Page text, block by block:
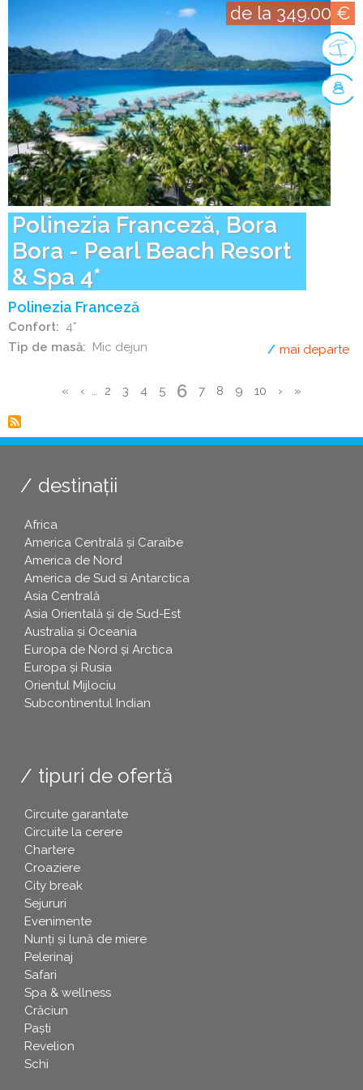
Polinezia Franceză, Bora
Bora - Pearl Beach Resort
& Spa 4*
Polinezia Franceză
Confort
4*
Tip de masă
Mic dejun
de la 349.00 €
mai departe
Prima
«
Pagina
‹ … Page
2 Page
3 Page
4 Page
5 Pagina
6 Page
7 Page
8 Page
9 Page
10
Pagina
›
Ultima
»
destinații
Africa
America Centrală și Caraibe
America de Nord
America de Sud si Antarctica
Asia Centrală
Asia Orientală și de Sud-Est
Australia și Oceania
Europa de Nord și Arctica
Europa și Rusia
Orientul Mijlociu
Subcontinentul Indian
tipuri de ofertă
Circuite garantate
Circuite la cerere
Chartere
Croaziere
City break
Sejururi
Evenimente
Nunți și lună de miere
Pelerinaj
Safari
Spa & wellness
Crăciun
Paşti
Revelion
Schi